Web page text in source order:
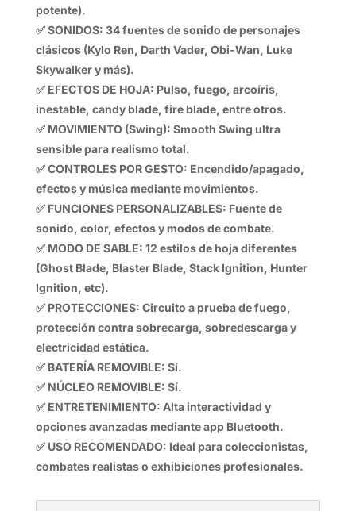
potente).
✅ SONIDOS: 34 fuentes de sonido de personajes
clásicos (Kylo Ren, Darth Vader, Obi-Wan, Luke
Skywalker y más).
✅ EFECTOS DE HOJA: Pulso, fuego, arcoíris,
inestable, candy blade, fire blade, entre otros.
✅ MOVIMIENTO (Swing): Smooth Swing ultra
sensible para realismo total.
✅ CONTROLES POR GESTO: Encendido/apagado,
efectos y música mediante movimientos.
✅ FUNCIONES PERSONALIZABLES: Fuente de
sonido, color, efectos y modos de combate.
✅ MODO DE SABLE: 12 estilos de hoja diferentes
(Ghost Blade, Blaster Blade, Stack Ignition, Hunter
Ignition, etc).
✅ PROTECCIONES: Circuito a prueba de fuego,
protección contra sobrecarga, sobredescarga y
electricidad estática.
✅ BATERÍA REMOVIBLE: Sí.
✅ NÚCLEO REMOVIBLE: Sí.
✅ ENTRETENIMIENTO: Alta interactividad y
opciones avanzadas mediante app Bluetooth.
✅ USO RECOMENDADO: Ideal para coleccionistas,
combates realistas o exhibiciones profesionales.